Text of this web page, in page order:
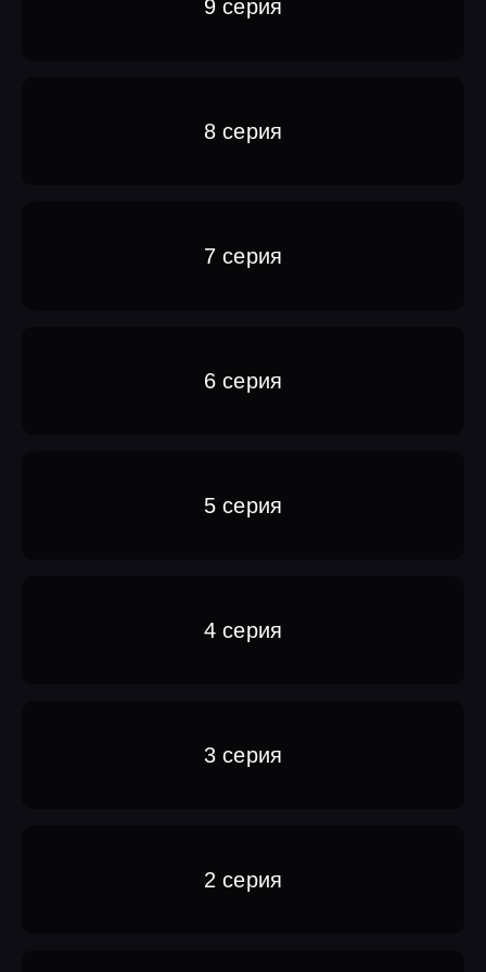
9 серия
8 серия
7 серия
6 серия
5 серия
4 серия
3 серия
2 серия